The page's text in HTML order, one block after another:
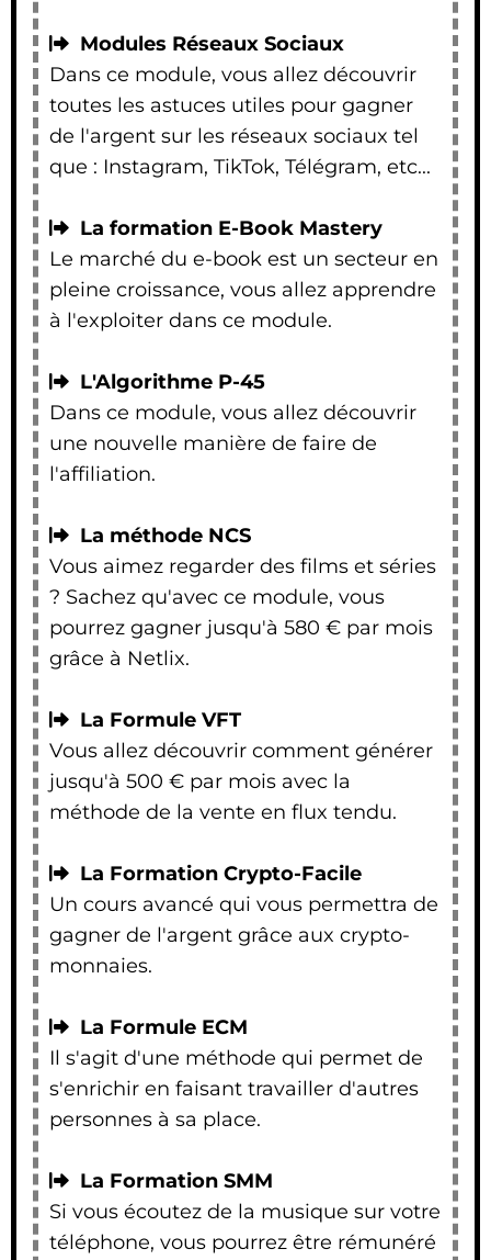
Modules Réseaux Sociaux
Dans ce module, vous allez découvrir
toutes les astuces utiles pour gagner
de l'argent sur les réseaux sociaux tel
que : Instagram, TikTok, Télégram, etc...
La formation E-Book Mastery
Le marché du e-book est un secteur en
pleine croissance, vous allez apprendre
à l'exploiter dans ce module.
L'Algorithme P-45
Dans ce module, vous allez découvrir
une nouvelle manière de faire de
l'affiliation.
La méthode NCS
Vous aimez regarder des films et séries
? Sachez qu'avec ce module, vous
pourrez gagner jusqu'à 580 € par mois
grâce à Netlix.
La Formule VFT
Vous allez découvrir comment générer
jusqu'à 500 € par mois avec la
méthode de la vente en flux tendu.
La Formation Crypto-Facile
Un cours avancé qui vous permettra de
gagner de l'argent grâce aux crypto-
monnaies.
La Formule ECM
Il s'agit d'une méthode qui permet de
s'enrichir en faisant travailler d'autres
personnes à sa place.
La Formation SMM
Si vous écoutez de la musique sur votre
téléphone, vous pourrez être rémunéré